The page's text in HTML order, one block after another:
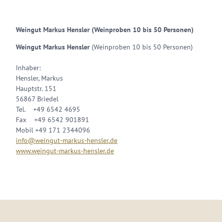
Weingut Markus Hensler (Weinproben 10 bis 50 Personen)
Weingut Markus Hensler (Weinproben 10 bis 50 Personen)
Inhaber:
Hensler, Markus
Hauptstr. 151
56867 Briedel
Tel. +49 6542 4695
Fax +49 6542 901891
Mobil +49 171 2344096
info@weingut-markus-hensler.de
www.weingut-markus-hensler.de